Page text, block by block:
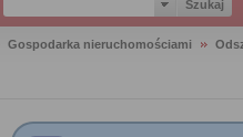
Gospodarka nieruchomościami